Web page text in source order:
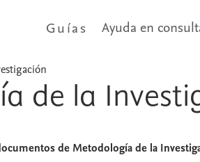
Guías Ayuda en
de la
de Metodología de la